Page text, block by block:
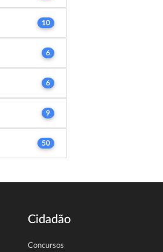
10
6
6
9
50
Cidadão
Concursos